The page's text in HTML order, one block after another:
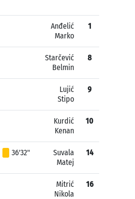
Anđelić
Marko
1
Starčević
Belmin
8
Lujić
Stipo
9
Kurdić
Kenan
10
36'32"
Suvala
Matej
14
Mitrić
Nikola
16